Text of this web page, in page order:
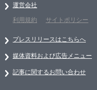
運営会社
利用規約
サイトポリシー
プレスリリースはこちらへ
媒体資料および広告メニュー
記事に関するお問い合わせ